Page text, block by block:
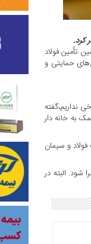
کرد.
تأمین فولاد
حمایتی و
نداریم،گفته
به خانه دار
و سیمان
البته در